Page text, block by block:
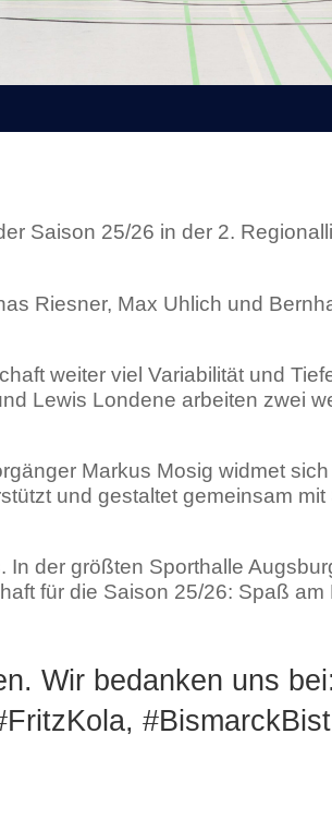
Saison 25/26 in der 2.
Riesner, Max Uhlich und
weiter viel Variabilität und
Lewis Londene arbeiten zwei
Markus Mosig widmet
und gestaltet gemeinsam mit
der größten Sporthalle
für die Saison 25/26: Spaß am
Wir bedanken uns bei: